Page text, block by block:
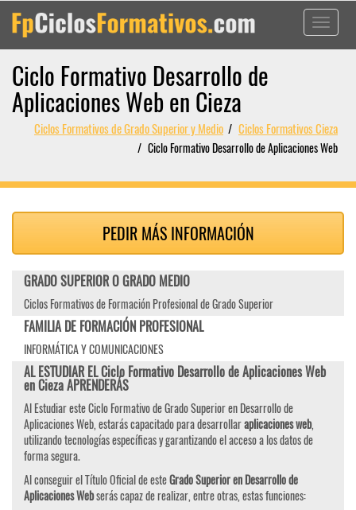
Toggle
Ciclo Formativo Desarrollo de
Aplicaciones Web en Cieza
Ciclos Formativos de Grado Superior y Medio Ciclos Formativos Cieza
Ciclo Formativo Desarrollo de Aplicaciones Web
PEDIR MÁS INFORMACIÓN
GRADO SUPERIOR O GRADO MEDIO
Ciclos Formativos de Formación Profesional de Grado Superior
FAMILIA DE FORMACIÓN PROFESIONAL
INFORMÁTICA Y COMUNICACIONES
AL ESTUDIAR EL Ciclo Formativo Desarrollo de Aplicaciones Web
en Cieza APRENDERÁS
Al Estudiar este Ciclo Formativo de Grado Superior en Desarrollo de
Aplicaciones Web, estarás capacitado para desarrollaraplicaciones web,
utilizando tecnologías específicas y garantizando el acceso a los datos de
forma segura.
Al conseguir el Título Oficial de esteGrado Superior en Desarrollo de
Aplicaciones Webserás capaz de realizar, entre otras, estas funciones: